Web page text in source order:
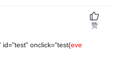
id="test" onclick="test(eve
赞